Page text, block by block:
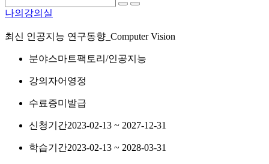
나의강의실
최신 인공지능 연구동향_Computer Vision
분야스마트팩토리/인공지능
강의자어영정
수료증미발급
신청기간2023-02-13 ~ 2027-12-31
학습기간2023-02-13 ~ 2028-03-31